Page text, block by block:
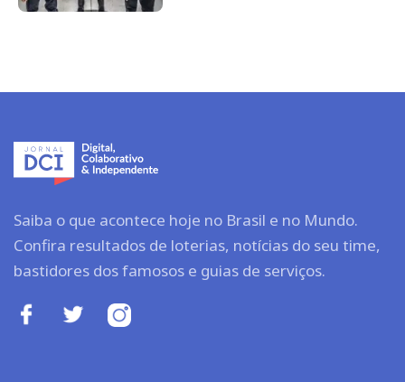
Saiba o que acontece hoje no Brasil e no Mundo.
Confira resultados de loterias, notícias do seu time,
bastidores dos famosos e guias de serviços.